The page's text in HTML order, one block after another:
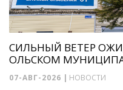
СИЛЬНЫЙ ВЕТЕР
ОЛЬСКОМ
07-АВГ-2026 | НОВОСТИ